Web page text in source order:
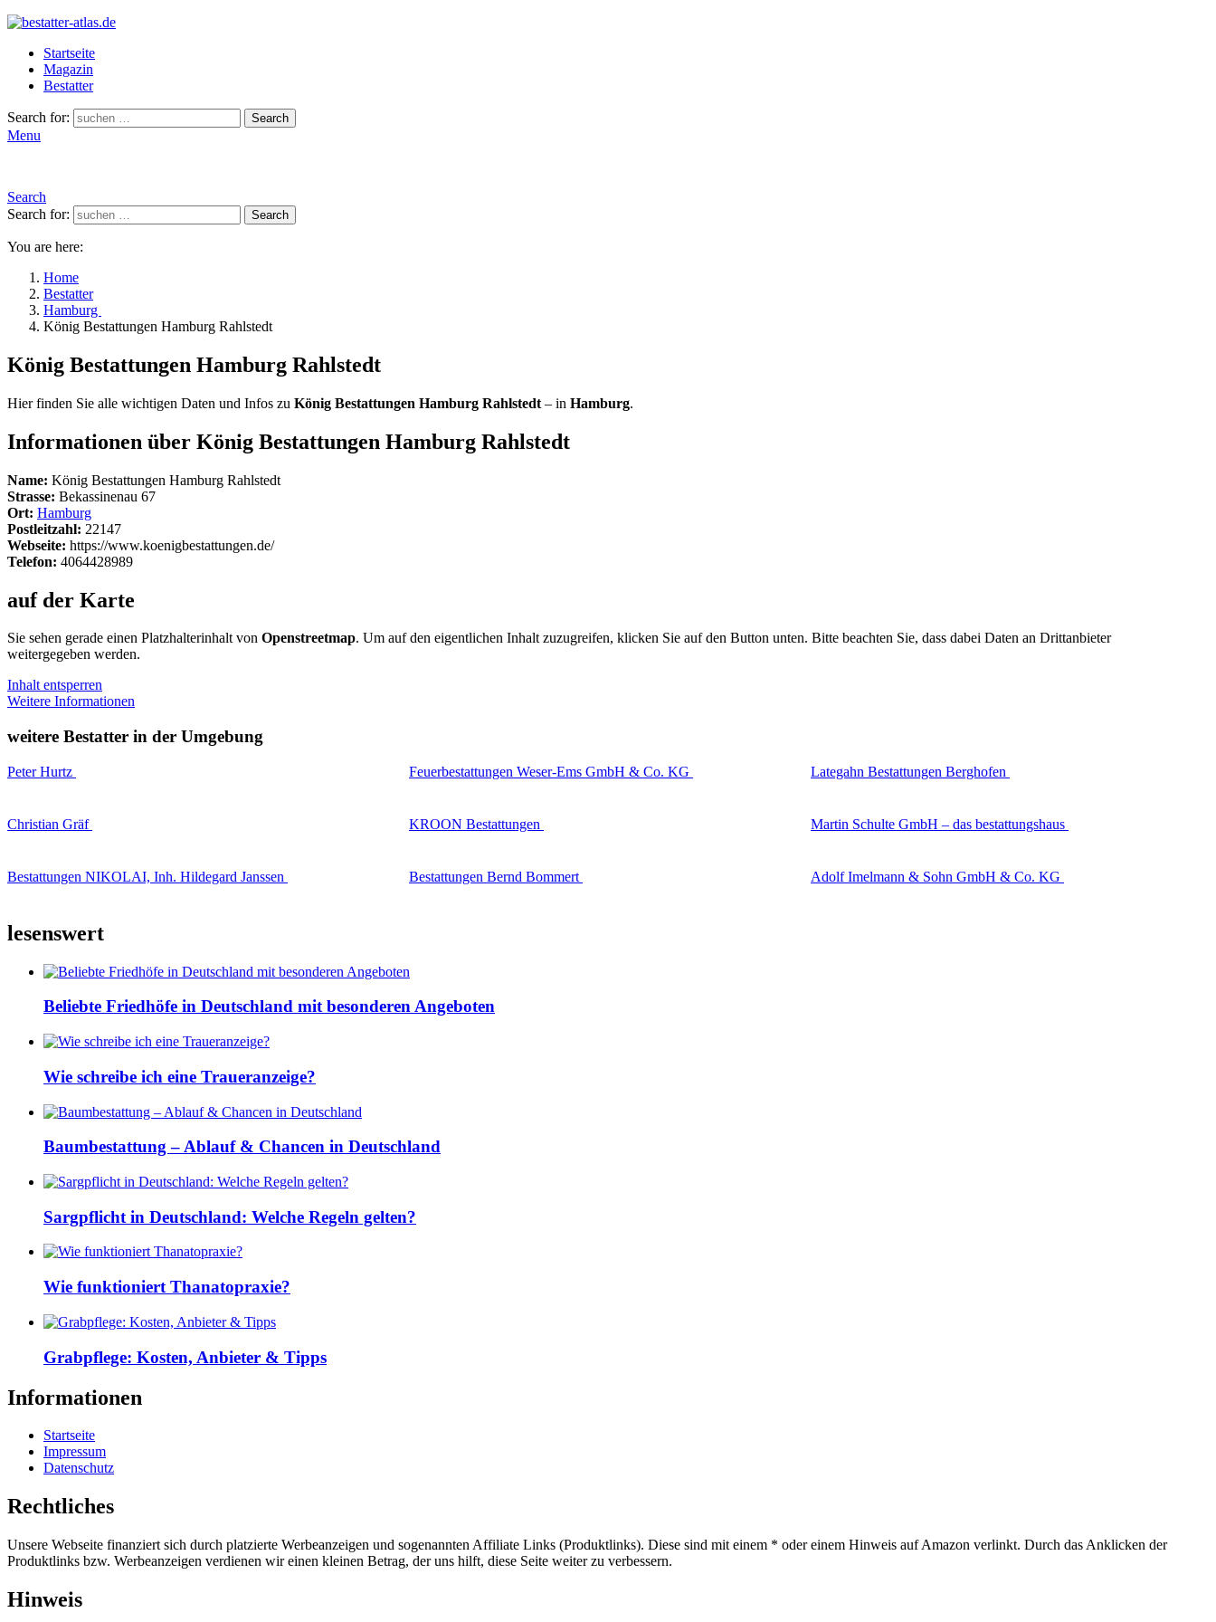
Startseite
Magazin
Bestatter
Search for: Search
Menu
Search
Search for:
Search
You are here:
Home
Bestatter
Hamburg
König Bestattungen Hamburg Rahlstedt
König Bestattungen Hamburg Rahlstedt
Hier finden Sie alle wichtigen Daten und Infos zu König Bestattungen Hamburg Rahlstedt – in Hamburg.
Informationen über König Bestattungen Hamburg Rahlstedt
Name: König Bestattungen Hamburg Rahlstedt
Strasse: Bekassinenau 67
Ort: Hamburg
Postleitzahl: 22147
Webseite: https://www.koenigbestattungen.de/
Telefon: 4064428989
auf der Karte
Sie sehen gerade einen Platzhalterinhalt von Openstreetmap. Um auf den eigentlichen Inhalt zuzugreifen, klicken Sie auf den Button unten. Bitte beachten Sie, dass dabei Daten an Drittanbieter
weitergegeben werden.
Inhalt entsperren
Weitere Informationen
weitere Bestatter in der Umgebung
Peter Hurtz Feuerbestattungen Weser-Ems GmbH & Co. KG Lategahn Bestattungen Berghofen
Christian Gräf KROON Bestattungen Martin Schulte GmbH – das bestattungshaus
Bestattungen NIKOLAI, Inh. Hildegard Janssen Bestattungen Bernd Bommert Adolf Imelmann & Sohn GmbH & Co. KG
lesenswert
Beliebte Friedhöfe in Deutschland mit besonderen Angeboten
Wie schreibe ich eine Traueranzeige?
Baumbestattung – Ablauf & Chancen in Deutschland
Sargpflicht in Deutschland: Welche Regeln gelten?
Wie funktioniert Thanatopraxie?
Grabpflege: Kosten, Anbieter & Tipps
Informationen
Startseite
Impressum
Datenschutz
Rechtliches
Unsere Webseite finanziert sich durch platzierte Werbeanzeigen und sogenannten Affiliate Links (Produktlinks). Diese sind mit einem * oder einem Hinweis auf Amazon verlinkt. Durch das Anklicken der
Produktlinks bzw. Werbeanzeigen verdienen wir einen kleinen Betrag, der uns hilft, diese Seite weiter zu verbessern.
Hinweis